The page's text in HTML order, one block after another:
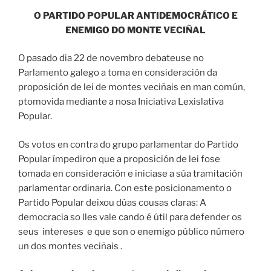
O PARTIDO POPULAR ANTIDEMOCRÁTICO E
ENEMIGO DO MONTE VECIÑAL
O pasado dia 22 de novembro debateuse no
Parlamento galego a toma en consideración da
proposición de lei de montes veciñais en man común,
ptomovida mediante a nosa Iniciativa Lexislativa
Popular.
Os votos en contra do grupo parlamentar do Partido
Popular ímpediron que a proposición de lei fose
tomada en consideración e iniciase a súa tramitación
parlamentar ordinaria. Con este posicionamento o
Partido Popular deixou dúas cousas claras: A
democracia so lles vale cando é útil para defender os
seus intereses e que son o enemigo público número
un dos montes veciñais .